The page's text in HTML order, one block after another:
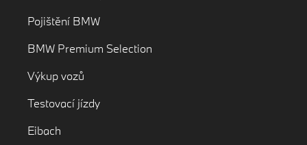
Pojištění BMW
BMW Premium Selection
Výkup vozů
Testovací jízdy
Eibach